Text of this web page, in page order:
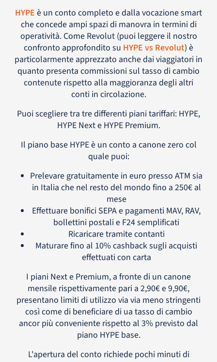
HYPE è un conto completo e dalla vocazione smart
che concede ampi spazi di manovra in termini di
operatività. Come Revolut (puoi leggere il nostro
confronto approfondito su HYPE vs Revolut) è
particolarmente apprezzato anche dai viaggiatori in
quanto presenta commissioni sul tasso di cambio
contenute rispetto alla maggioranza degli altri
conti in circolazione.
Puoi scegliere tra tre differenti piani tariffari: HYPE,
HYPE Next e HYPE Premium.
Il piano base HYPE è un conto a canone zero col
quale puoi:
Prelevare gratuitamente in euro presso ATM sia
in Italia che nel resto del mondo fino a 250€ al
mese
Effettuare bonifici SEPA e pagamenti MAV, RAV,
bollettini postali e F24 semplificati
Ricaricare tramite contanti
Maturare fino al 10% cashback sugli acquisti
effettuati con carta
I piani Next e Premium, a fronte di un canone
mensile rispettivamente pari a 2,90€ e 9,90€,
presentano limiti di utilizzo via via meno stringenti
così come di beneficiare di ua tasso di cambio
ancor più conveniente rispetto al 3% previsto dal
piano HYPE base.
L'apertura del conto richiede pochi minuti di